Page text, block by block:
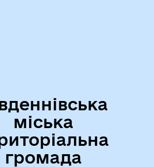
міська
громада